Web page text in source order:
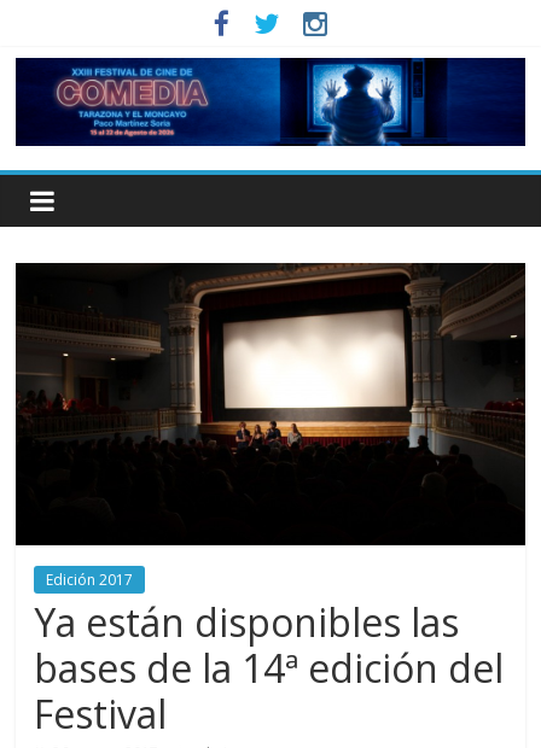
Edición 2017
Ya están disponibles las
bases de la 14ª edición del
Festival